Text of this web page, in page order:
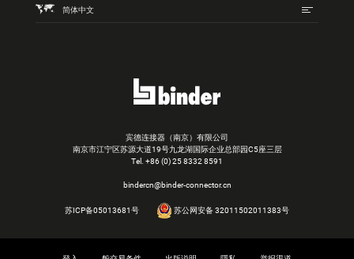
简体中文
宾德连接器（南京）有限公司
南京市江宁区苏源大道19号九龙湖国际企业总部园C5座三层
Tel. +86 (0) 25 8332 8591
bindercn@binder-connector.cn
苏ICP备05013681号 苏公网安备 32011502011383号